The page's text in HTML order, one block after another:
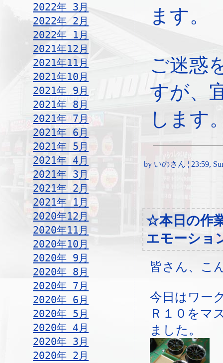
2022年 3月
2022年 2月
2022年 1月
2021年12月
2021年11月
2021年10月
2021年 9月
2021年 8月
2021年 7月
2021年 6月
2021年 5月
2021年 4月
2021年 3月
2021年 2月
2021年 1月
2020年12月
2020年11月
2020年10月
2020年 9月
2020年 8月
2020年 7月
2020年 6月
2020年 5月
2020年 4月
2020年 3月
2020年 2月
ます。
ご迷惑
すが、
します
by いのさん ¦ 23:59,
☆本日の作
エモーショ
皆さん、こ
今日はワー
Ｒ１０をマ
ました。